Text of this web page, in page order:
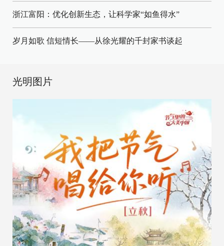
浙江富阳：优化创新生态，让科学家“如鱼得水”
岁月如歌 信短情长——从徐光耀的千封家书谈起
光明图片